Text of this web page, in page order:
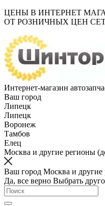
ЦЕНЫ В ИНТЕРНЕТ
ОТ РОЗНИЧНЫХ ЦЕН
Интернет-магазин
Ваш город
Липецк
Липецк
Воронеж
Тамбов
Елец
Москва и другие регионы
Ваш город Москва и другие
Да, все верно Выбрать